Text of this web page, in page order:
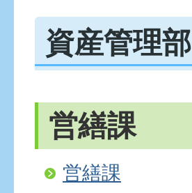
資産管理部
営繕課
営繕課